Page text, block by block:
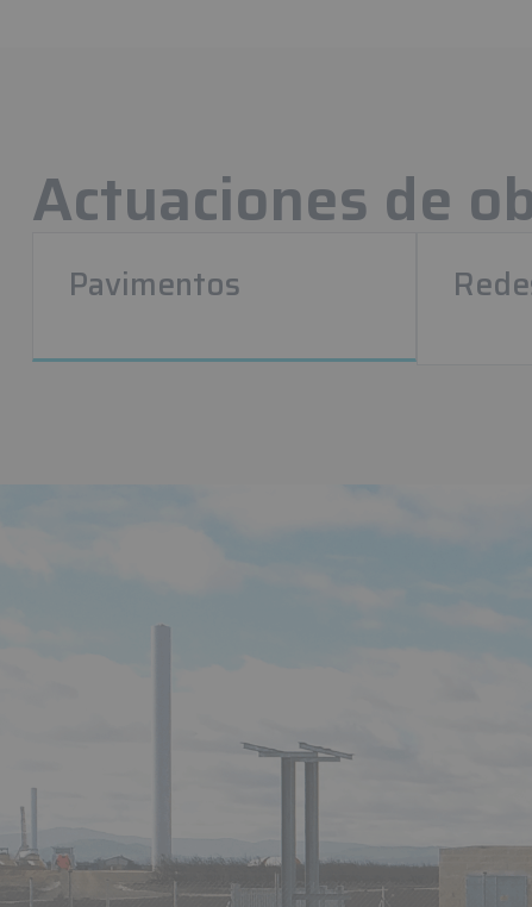
Actuaciones de
Pavimentos